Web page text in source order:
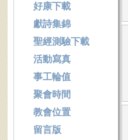
好康下載
獻詩集錦
聖經測驗下載
活動寫真
事工輪值
聚會時間
教會位置
留言版